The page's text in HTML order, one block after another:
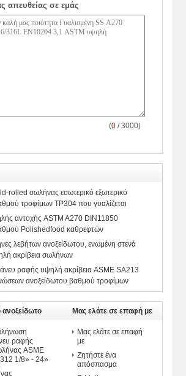
απευθείας σε εμάς
(0 / 3000)
rolled σωλήνας εσωτερικό εξωτερικό
τροφίμων TP304 που γυαλίζεται
αντοχής ASTM A270 DIN11850
Polishedfood καθρεφτών
λεβήτων ανοξείδωτου, ενωμένη στενά
ακρίβεια σωλήνων
άνευ ραφής υψηλή ακρίβεια ASME SA213
ανοξείδωτου βαθμού τροφίμων
ραφής
ASME
1/8» - 24»
Μας ελάτε σε επαφή με
Μας ελάτε σε επαφή
με
Ζητήστε ένα
απόσπασμα